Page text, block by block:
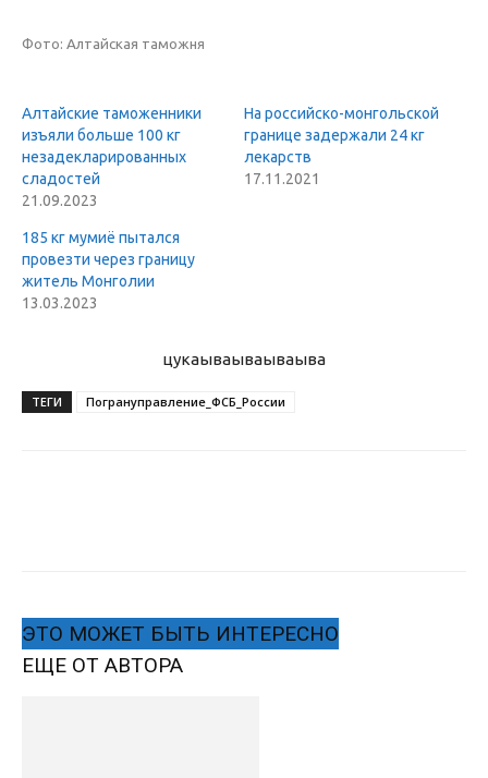
Фото: Алтайская таможня
Алтайские таможенники
изъяли больше 100 кг
незадекларированных
сладостей
21.09.2023
На российско-монгольской
границе задержали 24 кг
лекарств
17.11.2021
185 кг мумиё пытался
провезти через границу
житель Монголии
13.03.2023
цукаываываываыва
ТЕГИ Погрануправление_ФСБ_России
ЭТО МОЖЕТ БЫТЬ ИНТЕРЕСНО
ЕЩЕ ОТ АВТОРА